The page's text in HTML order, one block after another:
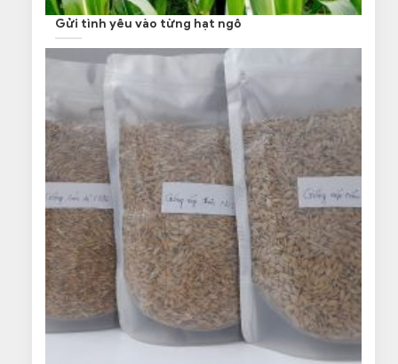
Gửi tình yêu vào từng hạt ngô